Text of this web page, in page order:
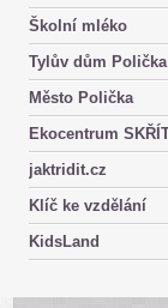
Školní mléko
Tylův dům Polička
Město Polička
Ekocentrum
jaktridit.cz
Klíč ke vzdělání
KidsLand